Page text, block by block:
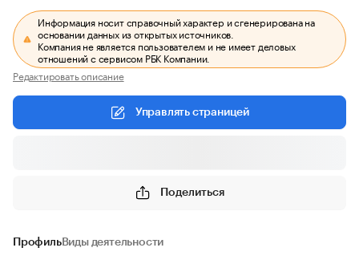
Информация носит справочный характер и сгенерирована на
основании данных из открытых источников.
Компания не является пользователем и не имеет деловых
отношений с сервисом РБК Компании.
Редактировать описание
Управлять страницей
Поделиться
ПрофильВиды деятельности